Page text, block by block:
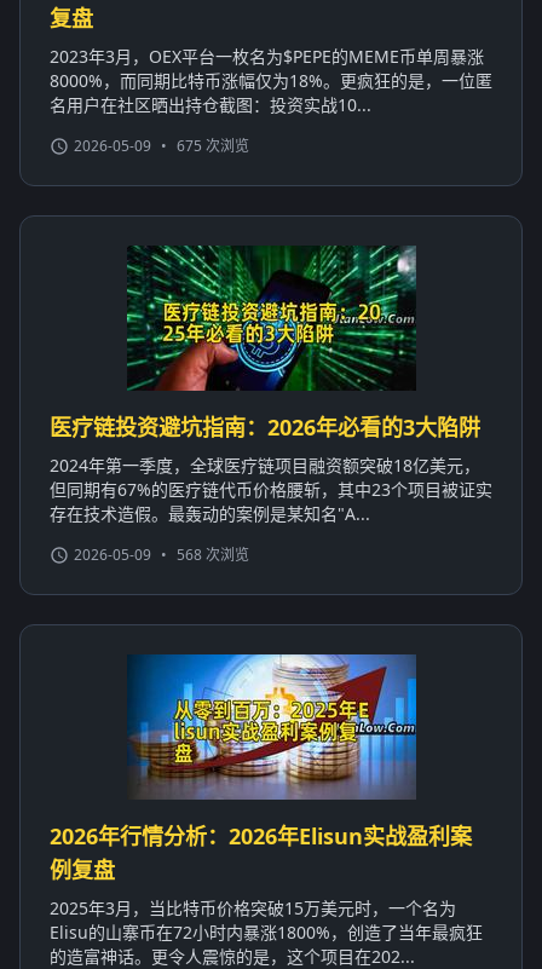
复盘
2023年3月，OEX平台一枚名为$PEPE的MEME币单周暴涨
8000%，而同期比特币涨幅仅为18%。更疯狂的是，一位匿
名用户在社区晒出持仓截图：投资实战10...
2026-05-09 • 675 次浏览
医疗链投资避坑指南：2026年必看的3大陷阱
2024年第一季度，全球医疗链项目融资额突破18亿美元，
但同期有67%的医疗链代币价格腰斩，其中23个项目被证实
存在技术造假。最轰动的案例是某知名"A...
2026-05-09 • 568 次浏览
2026年行情分析：2026年Elisun实战盈利案
例复盘
2025年3月，当比特币价格突破15万美元时，一个名为
Elisu的山寨币在72小时内暴涨1800%，创造了当年最疯狂
的造富神话。更令人震惊的是，这个项目在202...